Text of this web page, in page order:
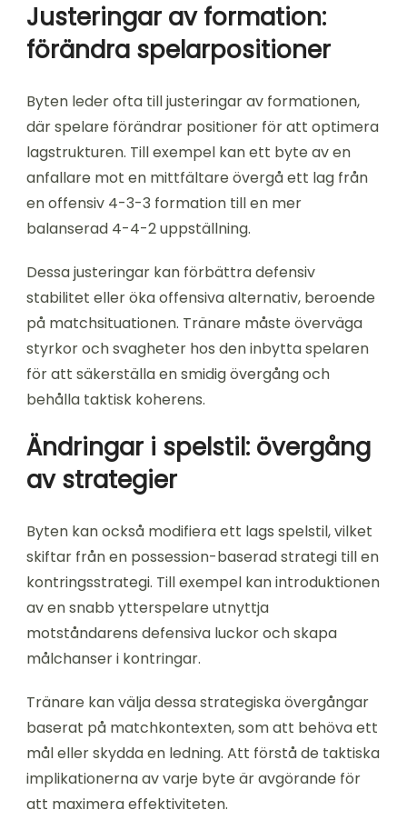
Justeringar av formation:
förändra spelarpositioner
Byten leder ofta till justeringar av formationen,
där spelare förändrar positioner för att optimera
lagstrukturen. Till exempel kan ett byte av en
anfallare mot en mittfältare övergå ett lag från
en offensiv 4-3-3 formation till en mer
balanserad 4-4-2 uppställning.
Dessa justeringar kan förbättra defensiv
stabilitet eller öka offensiva alternativ, beroende
på matchsituationen. Tränare måste överväga
styrkor och svagheter hos den inbytta spelaren
för att säkerställa en smidig övergång och
behålla taktisk koherens.
Ändringar i spelstil: övergång
av strategier
Byten kan också modifiera ett lags spelstil, vilket
skiftar från en possession-baserad strategi till en
kontringsstrategi. Till exempel kan introduktionen
av en snabb ytterspelare utnyttja
motståndarens defensiva luckor och skapa
målchanser i kontringar.
Tränare kan välja dessa strategiska övergångar
baserat på matchkontexten, som att behöva ett
mål eller skydda en ledning. Att förstå de taktiska
implikationerna av varje byte är avgörande för
att maximera effektiviteten.